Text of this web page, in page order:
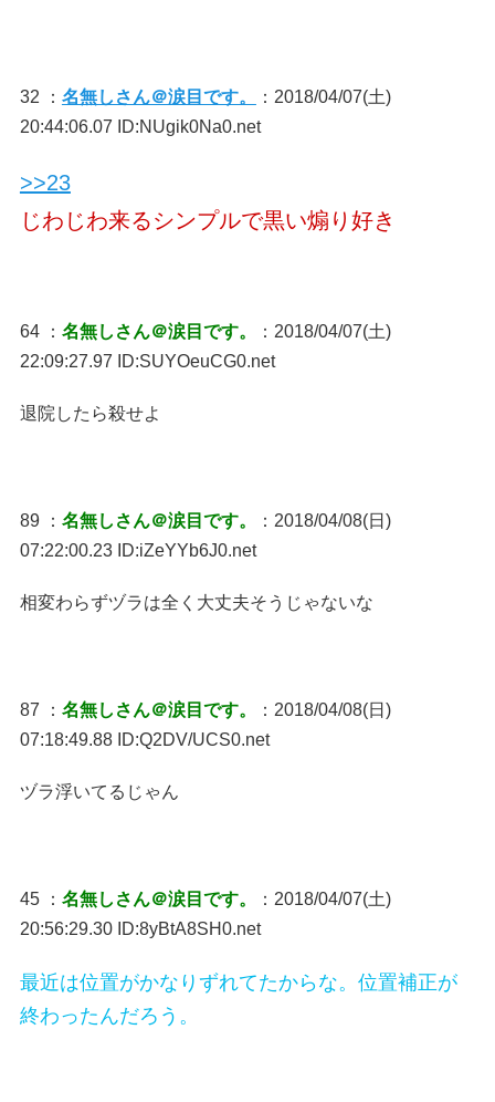
32 ： 名無しさん＠涙目です。
：2018/04/07(土)
20:44:06.07 ID:NUgik0Na0.net
>>23
じわじわ来るシンプルで黒い煽り好き
64 ： 名無しさん＠涙目です。
：2018/04/07(土)
22:09:27.97 ID:SUYOeuCG0.net
退院したら殺せよ
89 ： 名無しさん＠涙目です。
：2018/04/08(日)
07:22:00.23 ID:iZeYYb6J0.net
相変わらずヅラは全く大丈夫そうじゃないな
87 ： 名無しさん＠涙目です。
：2018/04/08(日)
07:18:49.88 ID:Q2DV/UCS0.net
ヅラ浮いてるじゃん
45 ： 名無しさん＠涙目です。
：2018/04/07(土)
20:56:29.30 ID:8yBtA8SH0.net
最近は位置がかなりずれてたからな。位置補正が
終わったんだろう。